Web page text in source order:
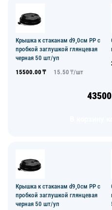
Крышка к стаканам d9,0см PP с
пробкой заглушкой глянцевая
черная 50 шт/уп
15500.00 ₸ 15.50 ₸/шт
Крышка к стаканам d9,0см PP с
пробкой заглушкой глянцевая
черная 50 шт/уп